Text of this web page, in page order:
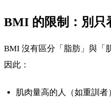
BMI 的限制：別只
BMI 沒有區分「脂肪」與「
因此：
肌肉量高的人（如重訓